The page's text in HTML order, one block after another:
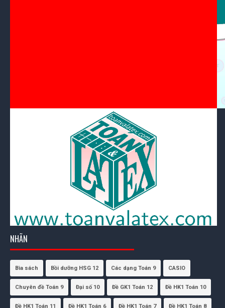
NHÃN
Bìa sách Bồi dưỡng HSG 12 Các dạng Toán 9 CASIO
Chuyên đề Toán 9 Đại số 10 Đề GK1 Toán 12 Đề HK1 Toán 10
Đề HK1 Toán 11 Đề HK1 Toán 6 Đề HK1 Toán 7 Đề HK1 Toán 8